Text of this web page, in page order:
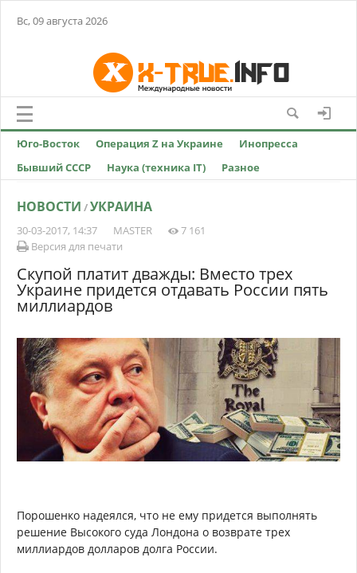
Вс, 09 августа 2026
Юго-Восток Операция Z на Украине
Инопресса
Бывший СССР
Наука (техника IT) Разное
НОВОСТИ /УКРАИНА
30-03-2017, 14:37 MASTER
7 161
Версия для печати
Скупой платит дважды: Вместо трех
Украине придется отдавать России пять
миллиардов
Порошенко надеялся, что не ему придется выполнять
решение Высокого суда Лондона о возврате трех
миллиардов долларов долга России.